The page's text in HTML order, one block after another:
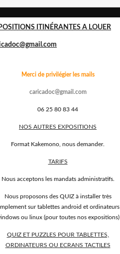
ITINÉRANTES A LOUER
Merci de privilégier les mails
caricadoc@gmail.com
06 25 80 83 44
NOS AUTRES EXPOSITIONS
Format Kakemono, nous demander.
TARIFS
Nous acceptons les mandats administratifs.
Nous proposons des QUIZ à installer très
sur tablettes android et ordinateurs
ou linux (pour toutes nos expositions)
QUIZ ET PUZZLES POUR TABLETTES,
ORDINATEURS OU ECRANS TACTILES